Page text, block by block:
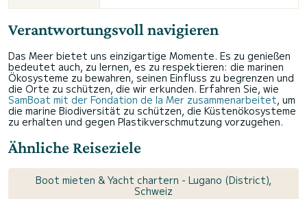
Verantwortungsvoll navigieren
Das Meer bietet uns einzigartige Momente. Es zu genießen
bedeutet auch, zu lernen, es zu respektieren: die marinen
Ökosysteme zu bewahren, seinen Einfluss zu begrenzen und
die Orte zu schützen, die wir erkunden. Erfahren Sie, wie
SamBoat mit der Fondation de la Mer zusammenarbeitet, um
die marine Biodiversität zu schützen, die Küstenökosysteme
zu erhalten und gegen Plastikverschmutzung vorzugehen.
Ähnliche Reiseziele
Boot mieten & Yacht chartern - Lugano (District),
Schweiz